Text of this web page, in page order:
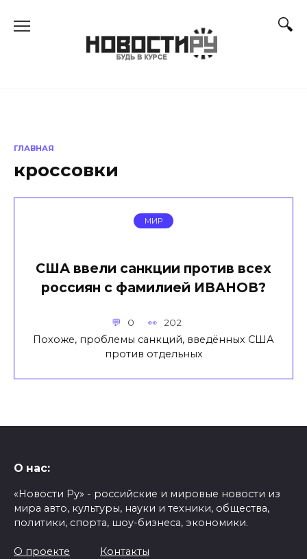
ГЛАВНАЯ
кроссовки
МИР
США ввели санкции против всех
россиян с фамилией ИВАНОВ?
0 202
Похоже, проблемы санкций, введённых США
против отдельных
О нас:
«Новости Ру» - российские и мировые новости из
мира авто, культуры, науки и техники, общества,
политики, спорта, шоу-бизнеса, экономики.
О проекте Контакты